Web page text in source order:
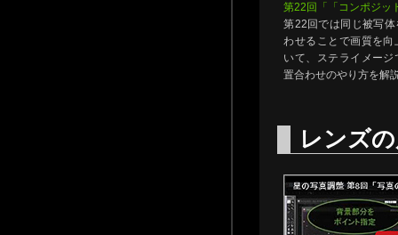
第22回「「コンポジッ
第22回では同じ被写
わせることで画質を
いて、ステライメー
置合わせのやり方を解
レンズ